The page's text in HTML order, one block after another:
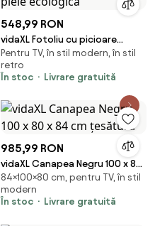
548,99 RON
vidaXL Fotoliu cu picioare
cromate, negru, piele
ecologică
Pentru TV, în stil modern, în stil
retro
În stoc
Livrare gratuită
985,99 RON
vidaXL Canapea Negru 100 x 80
x 84 cm țesătură
84×100×80 cm, pentru TV, în stil
modern
În stoc
Livrare gratuită